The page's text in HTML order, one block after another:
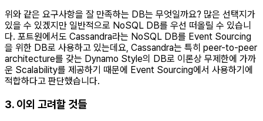
위와 같은 요구사항을 잘 만족하는 DB는 무엇일까요? 많은 선택지가
있을 수 있겠지만 일반적으로 NoSQL DB를 우선 떠올릴 수 있습니
다. 포트원에서도 Cassandra라는 NoSQL DB를 Event Sourcing
을 위한 DB로 사용하고 있는데요, Cassandra는 특히 peer-to-peer
architecture를 갖는 Dynamo Style의 DB로 이론상 무제한에 가까
운 Scalability를 제공하기 때문에 Event Sourcing에서 사용하기에
적합하다고 판단했습니다.
3. 이외 고려할 것들